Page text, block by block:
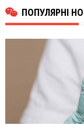
ПОПУЛЯРНІ